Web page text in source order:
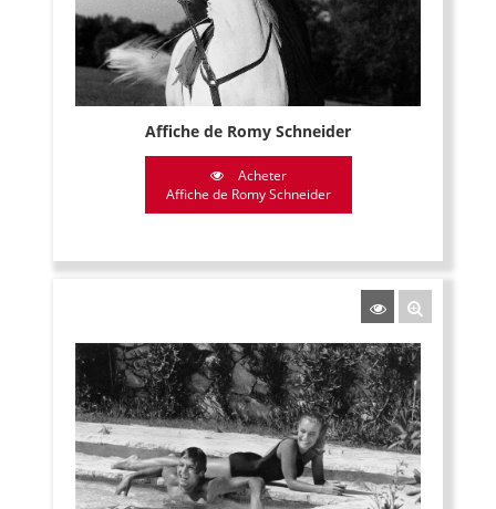
Affiche de Romy Schneider
Acheter
Affiche de Romy Schneider